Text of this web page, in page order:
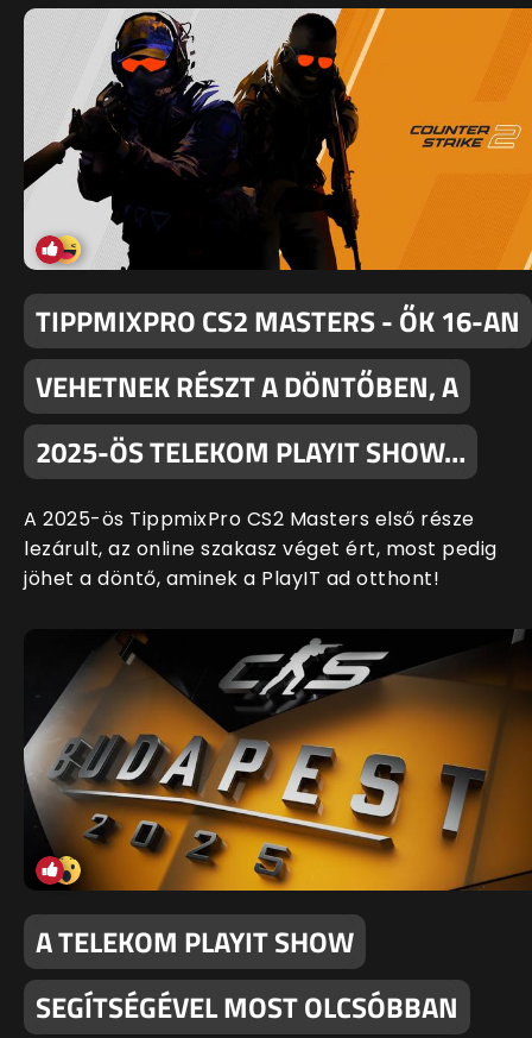
TIPPMIXPRO CS2 MASTERS - ŐK 16-AN
VEHETNEK RÉSZT A DÖNTŐBEN, A
2025-ÖS TELEKOM PLAYIT SHOW…
A 2025-ös TippmixPro CS2 Masters első része
lezárult, az online szakasz véget ért, most pedig
jöhet a döntő, aminek a PlayIT ad otthont!
A TELEKOM PLAYIT SHOW
SEGÍTSÉGÉVEL MOST OLCSÓBBAN